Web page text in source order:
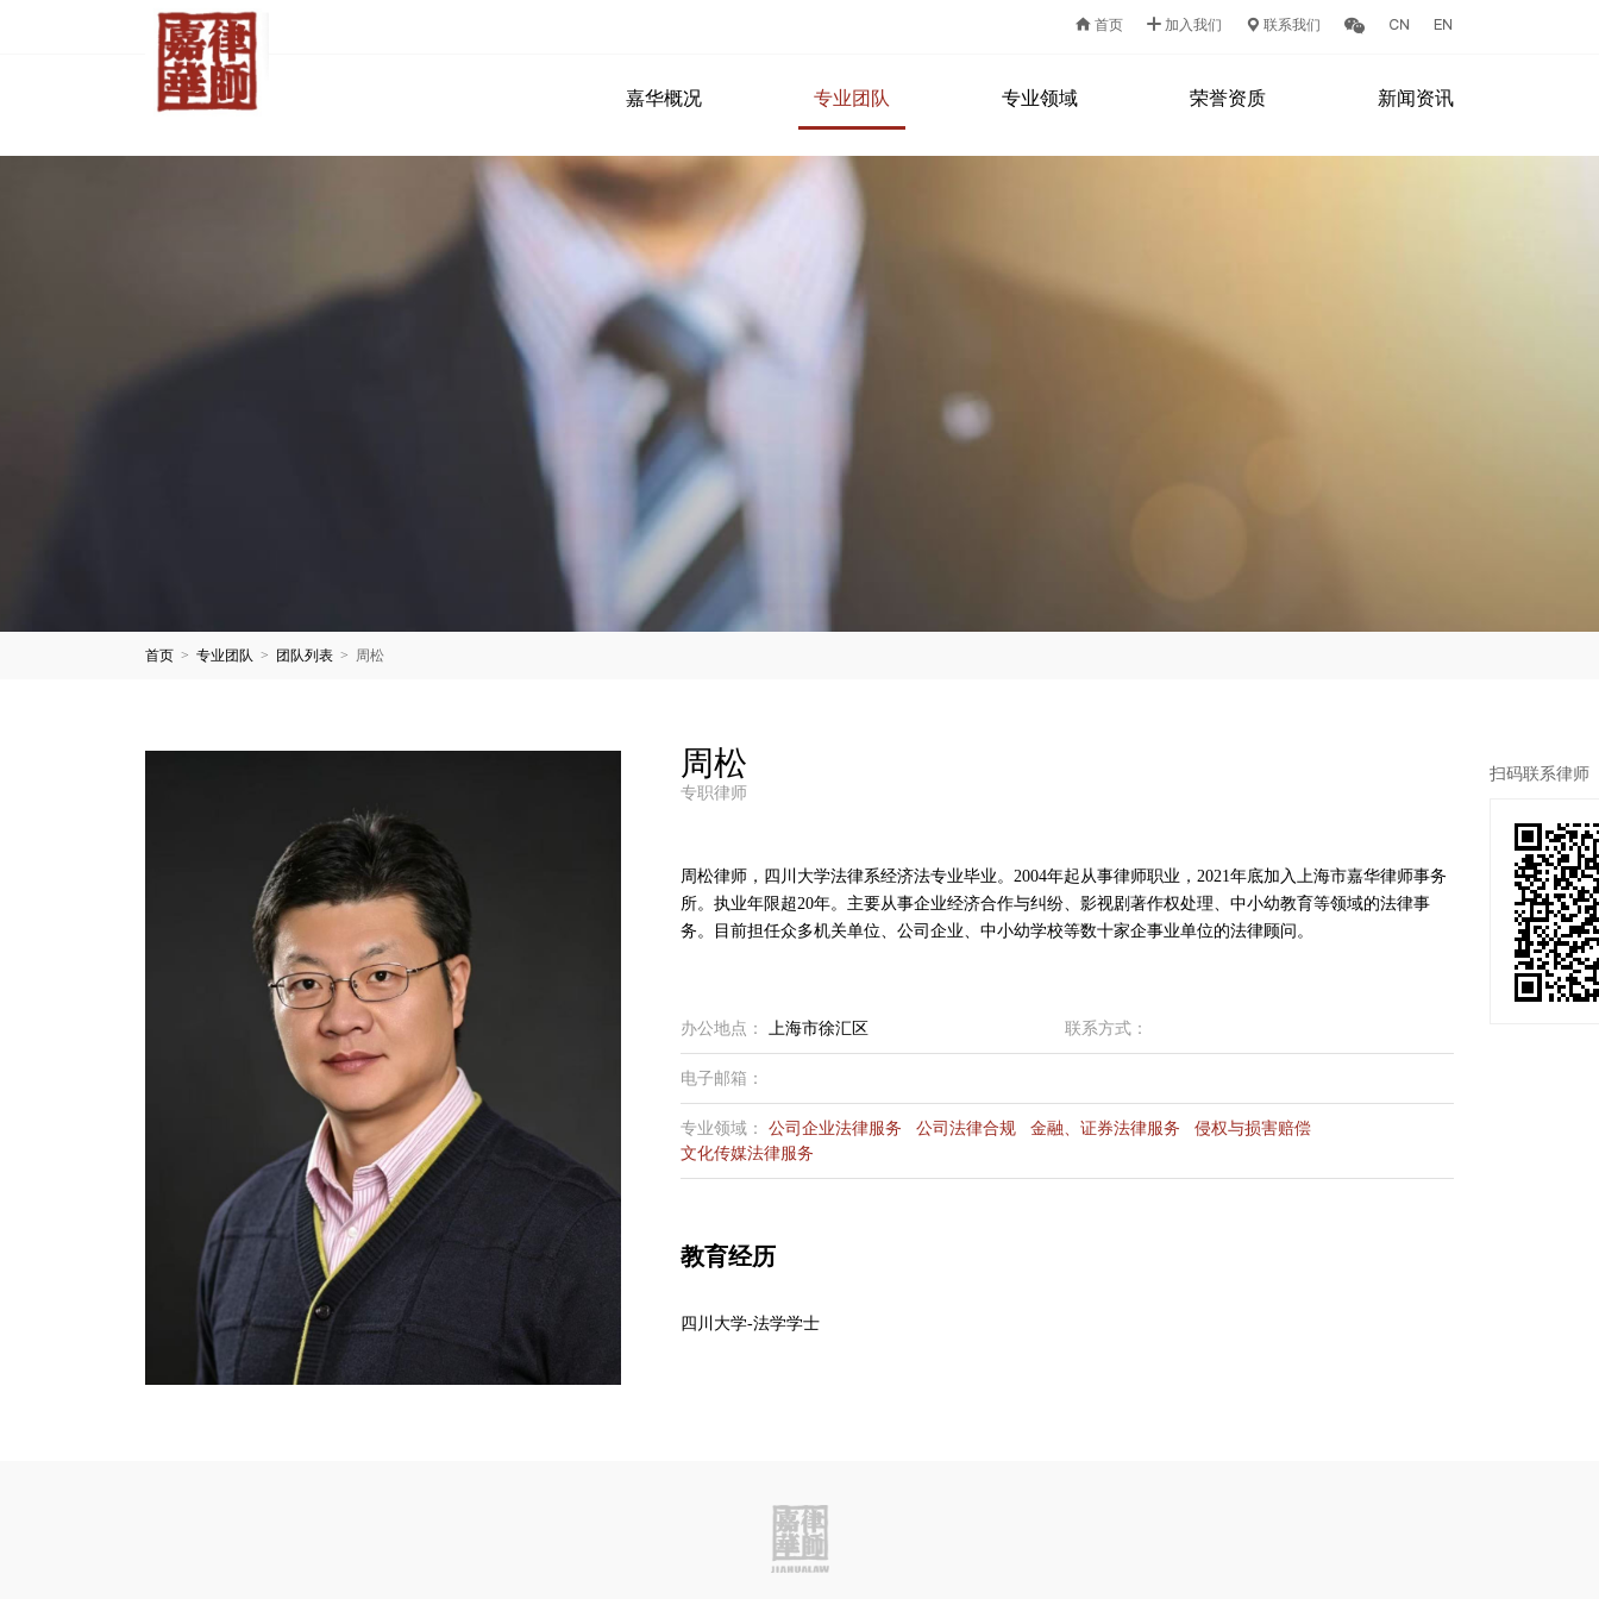
联系我们
加入我们
首页
新闻资讯
荣誉资质
专业领域
专业团队
嘉华概况
首页 > 专业团队 > 团队列表 > 周松
扫码联系律师
周松
专职律师
周松律师，四川大学法律系经济法专业毕业。2004年起从事律师职业，2021年底加入上海市嘉华律师事务
所。执业年限超20年。主要从事企业经济合作与纠纷、影视剧著作权处理、中小幼教育等领域的法律事
办公地点： 上海市徐汇区 联系方式：
电子邮箱：
专业领域： 公司企业法律服务 公司法律合规 金融、证券法律服务
侵权与损害赔偿
文化传媒法律服务
教育经历